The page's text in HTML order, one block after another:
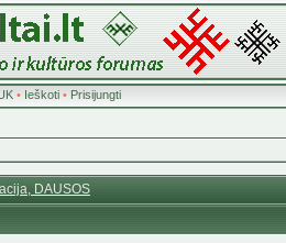
• Ieškoti• Prisijungti
DAUSOS